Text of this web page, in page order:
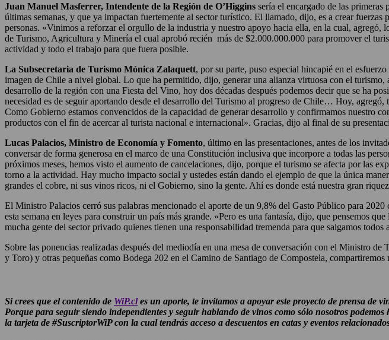
Juan Manuel Masferrer, Intendente de la Región de O’Higgins sería el encargado de las primeras
últimas semanas, y que ya impactan fuertemente al sector turístico. El llamado, dijo, es a crear
personas. «Vinimos a reforzar el orgullo de la industria y nuestro apoyo hacia ella, en la cual,
de Turismo, Agricultura y Minería el cual aprobó recién más de $2.000.000.000 para promover el
actividad y todo el trabajo para que fuera posible.
La Subsecretaria de Turismo Mónica Zalaquett, por su parte, puso especial hincapié en el
imagen de Chile a nivel global. Lo que ha permitido, dijo, generar una alianza virtuosa con el
desarrollo de la región con una Fiesta del Vino, hoy dos décadas después podemos decir que se ha
necesidad es de seguir aportando desde el desarrollo del Turismo al progreso de Chile… Hoy,
Como Gobierno estamos convencidos de la capacidad de generar desarrollo y confirmamos nuestro
productos con el fin de acercar al turista nacional e internacional». Gracias, dijo al final de su
Lucas Palacios, Ministro de Economía y Fomento, último en las presentaciones, antes de los
conversar de forma generosa en el marco de una Constitución inclusiva que incorpore a todas las
próximos meses, hemos visto el aumento de cancelaciones, dijo, porque el turismo se afecta por las
torno a la actividad. Hay mucho impacto social y ustedes están dando el ejemplo de que la única
grandes el cobre, ni sus vinos ricos, ni el Gobierno, sino la gente. Ahí es donde está nuestra gran
El Ministro Palacios cerró sus palabras mencionado el aporte de un 9,8% del Gasto Público para
esta semana en leyes para construir un país más grande. «Pero es una fantasía, dijo, que pensemos
mucha gente del sector privado quienes tienen una responsabilidad tremenda para que salgamos todos
Sobre las ponencias realizadas después del mediodía en una mesa de conversación con el Ministro
y Toro) y otras pequeñas como Bodega 202 en el Camino de Santiago de Compostela, compartiremos
Si crees que el contenido de WiP.cles un aporte, te invitamos a apoyar este proyecto de prensa de
Porque para seguir siendo independientes y seguir hablando de vinos como sólo nosotros
la tarjeta de #SuscriptorWiP con la cual tendrás acceso a descuentos en catas y eventos